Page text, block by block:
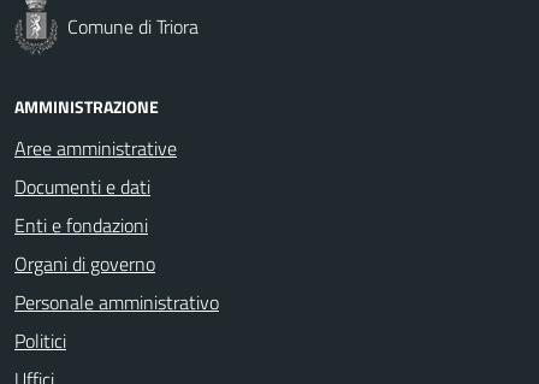
Comune di Triora
AMMINISTRAZIONE
Aree amministrative
Documenti e dati
Enti e fondazioni
Organi di governo
Personale amministrativo
Politici